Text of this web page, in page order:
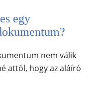
egy
nem válik
attól, hogy az aláíró